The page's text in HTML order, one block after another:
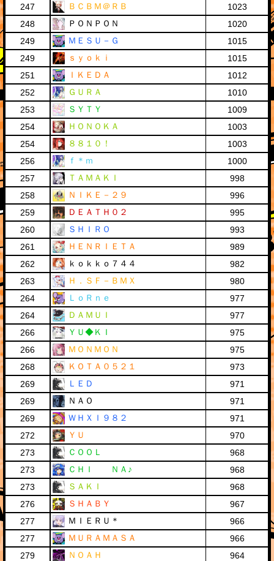
247
ＢＣＢＭ＠ＲＢ
1023
248
ＰＯＮＰＯＮ
1020
249
ＭＥＳＵ－Ｇ
1015
249
ｓｙｏｋｉ
1015
251
ＩＫＥＤＡ
1012
252
ＧＵＲＡ
1010
253
ＳＹＴＹ
1009
254
ＨＯＮＯＫＡ
1003
254
８８１０！
1003
256
ｆ＊ｍ
1000
257
ＴＡＭＡＫＩ
998
258
ＮＩＫＥ－２９
996
259
ＤＥＡＴＨ０２
995
260
ＳＨＩＲＯ
993
261
ＨＥＮＲＩＥＴＡ
989
262
ｋｏｋｋｏ７４４
982
263
Ｈ．ＳＦ－ＢＭＸ
980
264
ＬｏＲｎｅ
977
264
ＤＡＭＵＩ
977
266
ＹＵ◆ＫＩ
975
266
ＭＯＮＭＯＮ
975
268
ＫＯＴＡ０５２１
973
269
ＬＥＤ
971
269
ＮＡＯ
971
269
ＷＨＸＩ９８２
971
272
ＹＵ
970
273
ＣＯＯＬ
968
273
ＣＨＩ ＮＡ♪
968
273
ＳＡＫＩ
968
276
ＳＨＡＢＹ
967
277
ＭＩＥＲＵ＊
966
277
ＭＵＲＡＭＡＳＡ
966
279
ＮＯＡＨ
964